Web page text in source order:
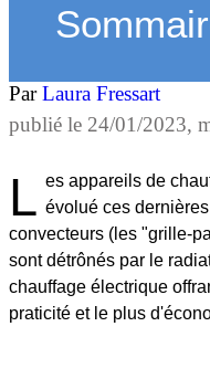
ParLaura Fressart
publié le 24/01/2023,
L es appareils de
évolué ces
convecteurs (les "grille-
sont détrônés par le
chauffage électrique
praticité et le plus